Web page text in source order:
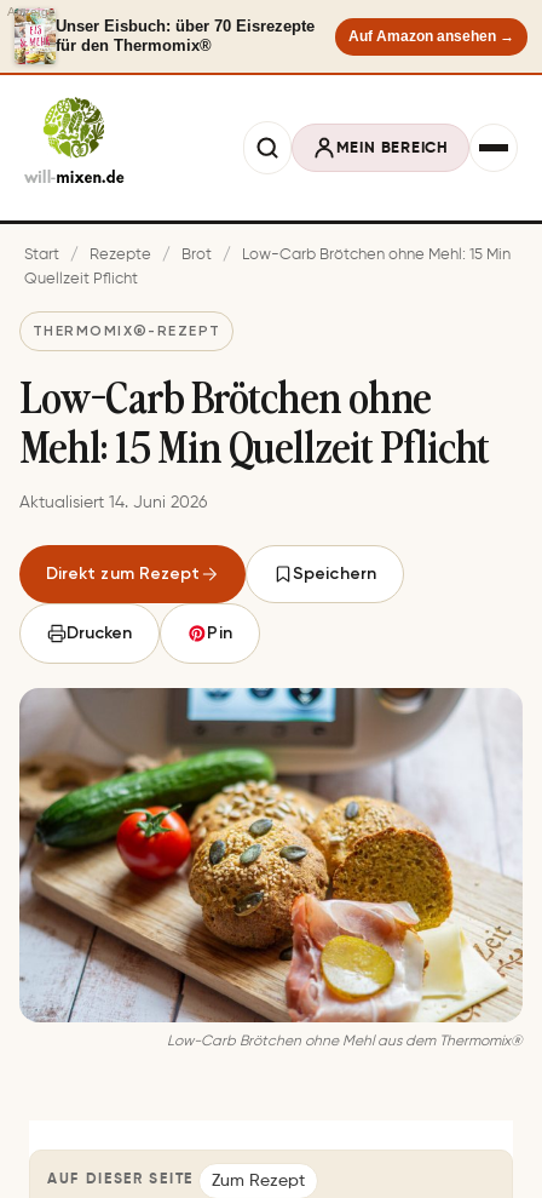
Anzeige
Unser Eisbuch: über 70 Eisrezepte
für den Thermomix®
Auf Amazon ansehen →
MEIN BEREICH
Start / Rezepte / Brot /
Low-Carb Brötchen ohne Mehl: 15 Min
Quellzeit Pflicht
THERMOMIX®-REZEPT
Low-Carb Brötchen ohne
Mehl: 15 Min Quellzeit Pflicht
Aktualisiert 14. Juni 2026
Direkt zum Rezept Speichern
Drucken Pin
Low-Carb Brötchen ohne Mehl aus dem Thermomix®
AUF DIESER SEITE Zum Rezept